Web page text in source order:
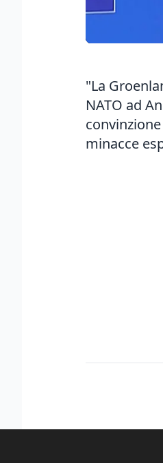
"La
NATO ad
minacce